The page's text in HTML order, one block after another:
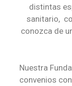
distintas
sanitario,
conozca de
Nuestra
convenios